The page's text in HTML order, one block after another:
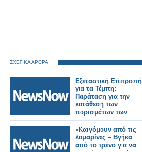
ΣΧΕΤΙΚΑ ΑΡΘΡΑ
Εξεταστική Επιτροπή
για τα Τέμπη:
Παράταση για την
κατάθεση των
πορισμάτων των
κομμάτων
«Καιγόμουν από τις
λαμαρίνες – Βγήκα
από το τρένο για να